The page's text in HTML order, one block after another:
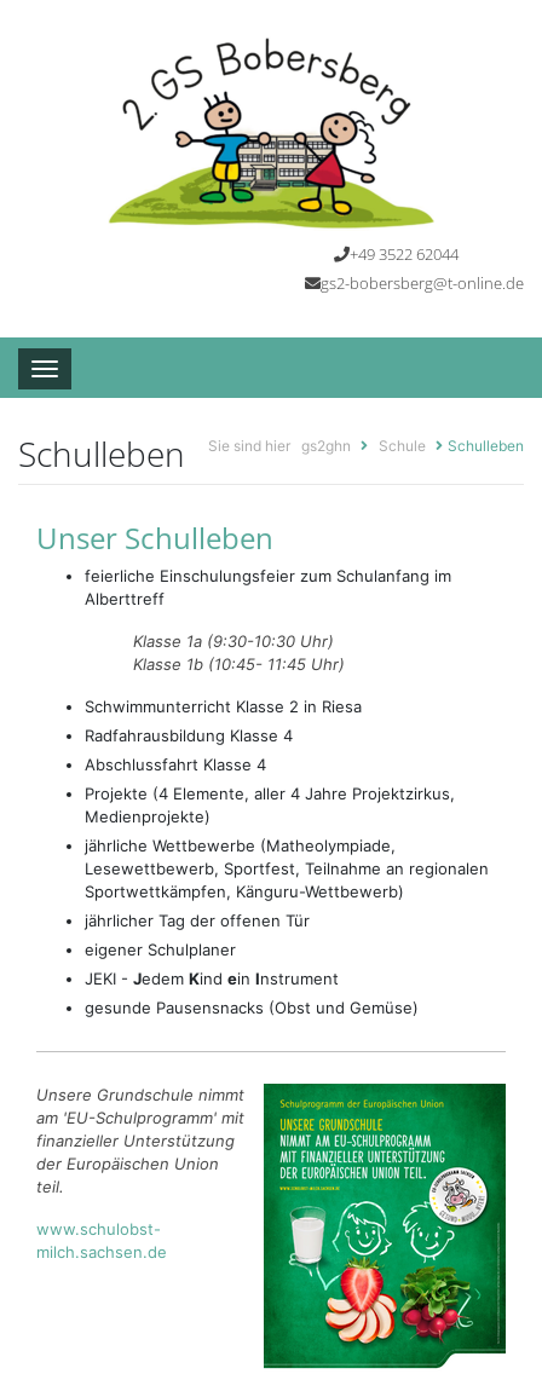
+49 3522 62044
gs2-bobersberg@t-online.de
Toggle navigation
Schulleben Sie sind hier gs2ghn Schule Schulleben
Unser Schulleben
feierliche Einschulungsfeier zum Schulanfang im
Alberttreff
Klasse 1a (9:30-10:30 Uhr)
Klasse 1b (10:45- 11:45 Uhr)
Schwimmunterricht Klasse 2 in Riesa
Radfahrausbildung Klasse 4
Abschlussfahrt Klasse 4
Projekte (4 Elemente, aller 4 Jahre Projektzirkus,
Medienprojekte)
jährliche Wettbewerbe (Matheolympiade,
Lesewettbewerb, Sportfest, Teilnahme an regionalen
Sportwettkämpfen, Känguru-Wettbewerb)
jährlicher Tag der offenen Tür
eigener Schulplaner
JEKI - Jedem Kind ein Instrument
gesunde Pausensnacks (Obst und Gemüse)
Unsere Grundschule nimmt
am 'EU-Schulprogramm' mit
finanzieller Unterstützung
der Europäischen Union
teil.
www.schulobst-
milch.sachsen.de